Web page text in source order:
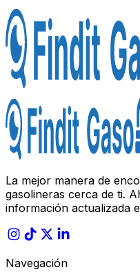
La mejor manera de
gasolineras cerca de ti.
información actualizada
Navegación